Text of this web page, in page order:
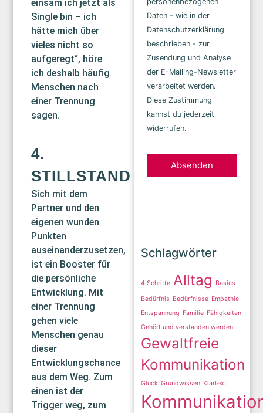
einsam ich jetzt als
Single bin – ich
hätte mich über
vieles nicht so
aufgeregt“, höre
ich deshalb häufig
Menschen nach
einer Trennung
sagen.
4.
STILLSTAND
Sich mit dem
Partner und den
eigenen wunden
Punkten
auseinanderzusetzen,
ist ein Booster für
die persönliche
Entwicklung. Mit
einer Trennung
gehen viele
Menschen genau
dieser
Entwicklungschance
aus dem Weg. Zum
einen ist der
Trigger weg, zum
Daten - wie in der
Datenschutzerklärung
beschrieben - zur
Zusendung und Analyse
der E-Mailing-Newsletter
verarbeitet werden.
Diese Zustimmung
kannst du jederzeit
widerrufen.
Absenden
Schlagwörter
4 Schritte Alltag Basics
Bedürfnis Bedürfnisse Empathie
Entspannung Familie Fähigkeiten
Gehört und verstanden werden
Gewaltfreie
Kommunikation
Glück Grundwissen Klartext